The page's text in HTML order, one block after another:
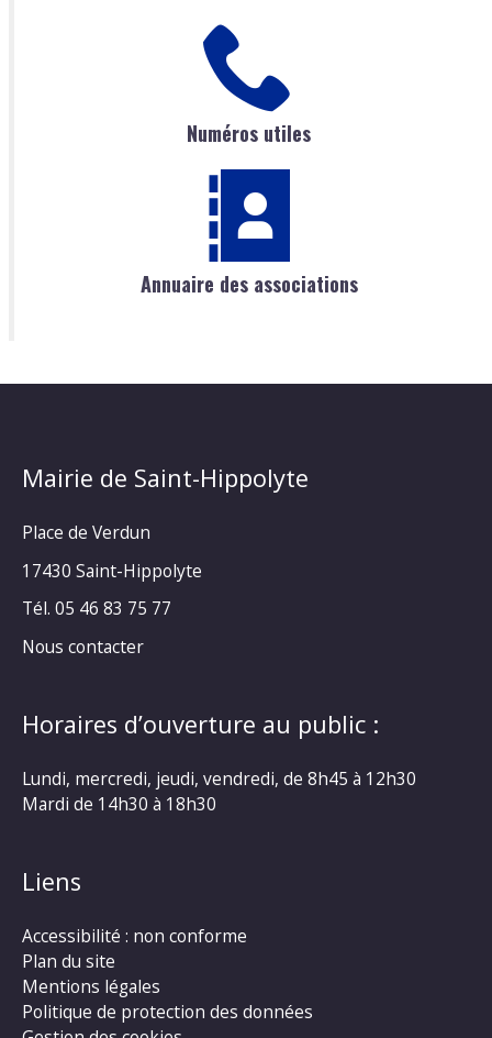
Numéros utiles
Annuaire des associations
Mairie de Saint-Hippolyte
Place de Verdun
17430 Saint-Hippolyte
Tél. 05 46 83 75 77
Nous contacter
Horaires d’ouverture au public :
Lundi, mercredi, jeudi, vendredi, de 8h45 à 12h30
Mardi de 14h30 à 18h30
Liens
Accessibilité : non conforme
Plan du site
Mentions légales
Politique de protection des données